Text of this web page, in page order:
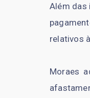
Além das
relativos
Moraes